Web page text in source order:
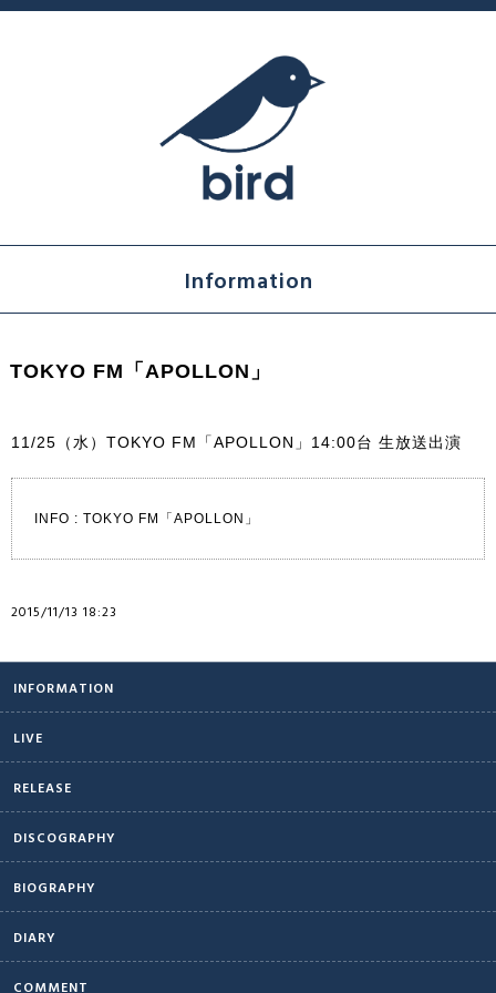
Information
TOKYO FM「APOLLON」
11/25（水）TOKYO FM「APOLLON」14:00台 生放送出演
INFO : TOKYO FM「APOLLON」
2015/11/13 18:23
INFORMATION
LIVE
RELEASE
DISCOGRAPHY
BIOGRAPHY
DIARY
COMMENT